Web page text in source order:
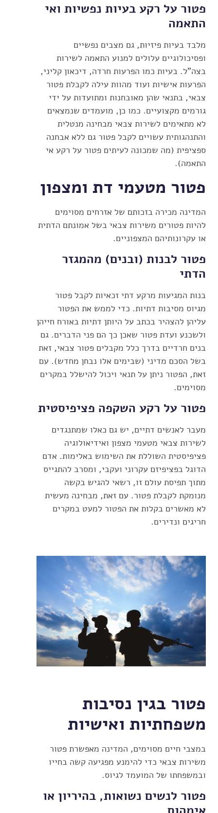
פטור על רקע בעיות נפשיות ואי
התאמה
מלבד בעיות פיזיות, גם מצבים נפשיים
ופסיכולוגיים עלולים למנוע התאמה לשירות
בצה"ל. בעיות כמו הפרעות חרדה, דיכאון קליני,
הפרעות אישיות ועוד מהוות עילה לקבלת פטור
צבאי, בתנאי שהן מאובחנות ומתועדות על ידי
גורמים מקצועיים. כמו כן, מועמדים שנמצאים
לא מתאימים לשירות צבאי מבחינה מנטלית
והתנהגותית עשויים לקבל פטור גם ללא אבחנה
ספציפית (מה שמכונה לעיתים פטור על רקע אי
התאמה).
פטור מטעמי דת ומצפון
המדינה מכירה בזכותם של אזרחים מסוימים
להיות פטורים משירות צבאי בשל אמונתם הדתית
או עקרונותיהם המצפוניים.
פטור לבנות (ובנים) מהמגזר
הדתי
בנות המגיעות מרקע דתי זכאיות לקבל פטור
מגיוס מסיבות דתיות. כדי לממש את הפטור
עליהן להצהיר בכתב על היותן דתיות באורח חייהן
ולשכנע ועדת פטור שאכן כך הם פני הדברים. גם
בנים חרדיים בדרך כלל מקבלים פטור צבאי, זאת
בשל הסכם מדיני (שבימים אלו נבחן מחדש). עם
זאת, הפטור ניתן על תנאי ויכול להישלל במקרים
מסוימים.
פטור על רקע השקפה פציפיסטית
מעבר לאנשים דתיים, יש גם כאלו שמתנגדים
לשירות צבאי מטעמי מצפון ואידיאולוגיה
פציפיסטית השוללת את השימוש באלימות. אדם
הדוגל בפציפיזם עקרוני ועקבי, ומסרב להתגייס
מתוך תפיסת עולם זו, רשאי להגיש בקשה
מנומקת לקבלת פטור. עם זאת, מבחינה מעשית
לא מאשרים בקלות את הפטור למעט במקרים
חריגים ונדירים.
פטור בגין נסיבות
משפחתיות ואישיות
במצבי חיים מסוימים, המדינה מאפשרת פטור
משירות צבאי כדי להימנע מפגיעה קשה בחייו
ובמשפחתו של המועמד לגיוס.
פטור לנשים נשואות, בהיריון או